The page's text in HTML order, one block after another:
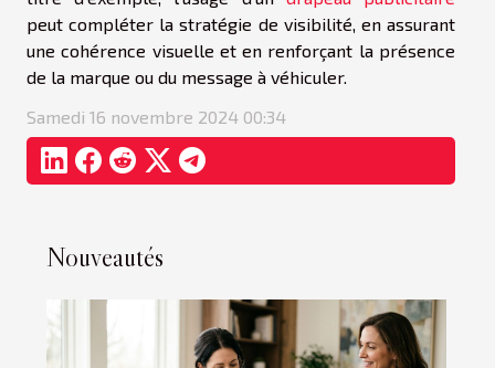
peut compléter la stratégie de visibilité, en assurant
une cohérence visuelle et en renforçant la présence
de la marque ou du message à véhiculer.
Samedi 16 novembre 2024 00:34
Nouveautés